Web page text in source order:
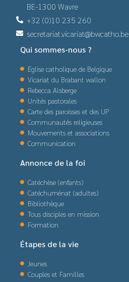
BE-1300 Wavre
+32 (0)10 235 260
secretariat.vicariat@bwcatho.be
Qui sommes-nous ?
Église catholique de Belgique
Vicariat du Brabant wallon
Rebecca Alsberge
Unités pastorales
Carte des paroisses et des UP
Communautés religieuses
Mouvements et associations
Communication
Annonce de la foi
Catéchèse (enfants)
Catéchuménat (adultes)
Bibliothèque
Tous disciples en mission
Formation
Étapes de la vie
Jeunes
Couples et Familles